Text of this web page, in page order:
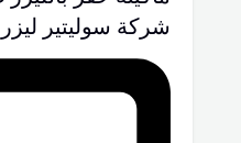
شركة سوليتير ليزر